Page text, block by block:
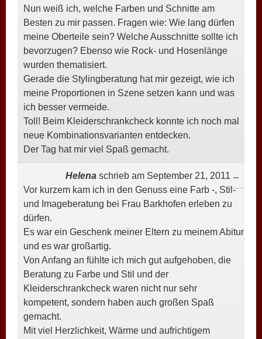
Nun weiß ich, welche Farben und Schnitte am
Besten zu mir passen. Fragen wie: Wie lang dürfen
meine Oberteile sein? Welche Ausschnitte sollte ich
bevorzugen? Ebenso wie Rock- und Hosenlänge
wurden thematisiert.
Gerade die Stylingberatung hat mir gezeigt, wie ich
meine Proportionen in Szene setzen kann und was
ich besser vermeide.
Toll! Beim Kleiderschrankcheck konnte ich noch mal
neue Kombinationsvarianten entdecken.
Der Tag hat mir viel Spaß gemacht.
Helena schrieb am September 21, 2011
Vor kurzem kam ich in den Genuss eine Farb -, Stil-
und Imageberatung bei Frau Barkhofen erleben zu
dürfen.
Es war ein Geschenk meiner Eltern zu meinem Abitur
und es war großartig.
Von Anfang an fühlte ich mich gut aufgehoben, die
Beratung zu Farbe und Stil und der
Kleiderschrankcheck waren nicht nur sehr
kompetent, sondern haben auch großen Spaß
gemacht.
Mit viel Herzlichkeit, Wärme und aufrichtigem
...DIESE